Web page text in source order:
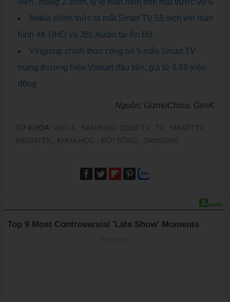
viền', mỏng 2.3mm, tỷ lệ màn hình trên mặt trước 99%
Nokia chính thức ra mắt Smart TV 55 inch với màn
hình 4K UHD và JBL Audio tại Ấn Độ
Vingroup chính thức công bố 5 mẫu Smart TV
mang thương hiệu Vsmart đầu tiên, giá từ 8.69 triệu
đồng
Nguồn: GizmoChina, GenK
TỪ KHÓA: WIFI 6, SAMSUNG QLED TV, TV,
SMARTTV,
MEDIATEK,
KHOA HỌC - ĐỜI SỐNG, SAMSUNG